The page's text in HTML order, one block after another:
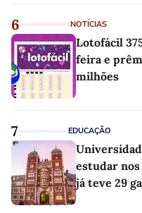
6 NOTÍCIAS
Lotofácil
feira e
milhões
7 EDUCAÇÃO
estudar nos
já teve 29